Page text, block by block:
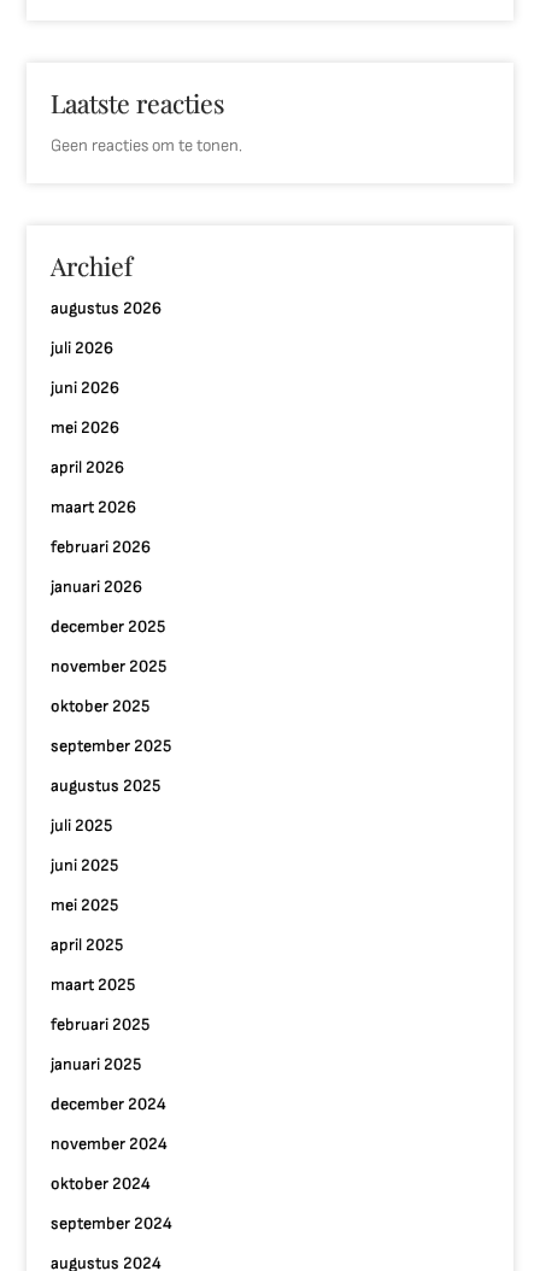
Laatste reacties
Geen reacties om te tonen.
Archief
augustus 2026
juli 2026
juni 2026
mei 2026
april 2026
maart 2026
februari 2026
januari 2026
december 2025
november 2025
oktober 2025
september 2025
augustus 2025
juli 2025
juni 2025
mei 2025
april 2025
maart 2025
februari 2025
januari 2025
december 2024
november 2024
oktober 2024
september 2024
augustus 2024